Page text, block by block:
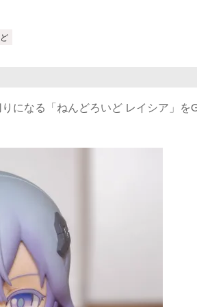
になる「ねんどろいど レイシア」を